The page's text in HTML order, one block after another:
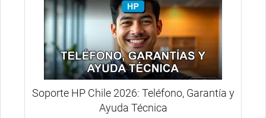
Soporte HP Chile 2026: Teléfono, Garantía y
Ayuda Técnica